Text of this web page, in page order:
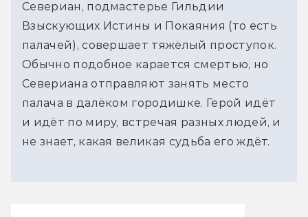
Севериан, подмастерье Гильдии
Взыскующих Истины и Покаяния (то есть
палачей), совершает тяжёлый проступок.
Обычно подобное карается смертью, но
Севериана отправляют занять место
палача в далёком городишке. Герой идёт
и идёт по миру, встречая разных людей, и
не знает, какая великая судьба его ждёт.